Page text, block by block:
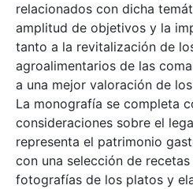
relacionados con dicha
amplitud de objetivos y la
tanto a la revitalización de
agroalimentarios de las
a una mejor valoración de
La monografía se completa
consideraciones sobre el
representa el patrimonio
con una selección de
fotografías de los platos y